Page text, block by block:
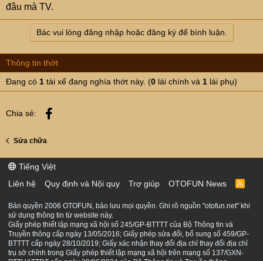
đâu mà TV.
Bác vui lòng đăng nhập hoặc đăng ký để bình luận.
Thông tin thớt
Đang có 1 tài xế đang nghía thớt này. (0 lái chính và 1 lái phụ)
Chia sẻ:
Sửa chữa
Tiếng Việt
Liên hệ
Quy định và Nội quy Trợ giúp OTOFUN News
R
S
Bản quyền 2006 OTOFUN, bảo lưu mọi quyền. Ghi rõ nguồn "otofun.net" khi
sử dụng thông tin từ website này.
Giấy phép thiết lập mạng xã hội số 245/GP-BTTTT của Bộ Thông tin và
Truyền thông cấp ngày 13/05/2016; Giấy phép sửa đổi, bổ sung số 459/GP-
BTTTT cấp ngày 28/10/2019; Giấy xác nhận thay đổi địa chỉ thay đổi địa chỉ
trụ sở chính trong Giấy phép thiết lập mạng xã hội trên mạng số 137/GXN-